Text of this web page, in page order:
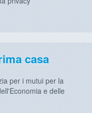
casa
per i mutui per la
e delle